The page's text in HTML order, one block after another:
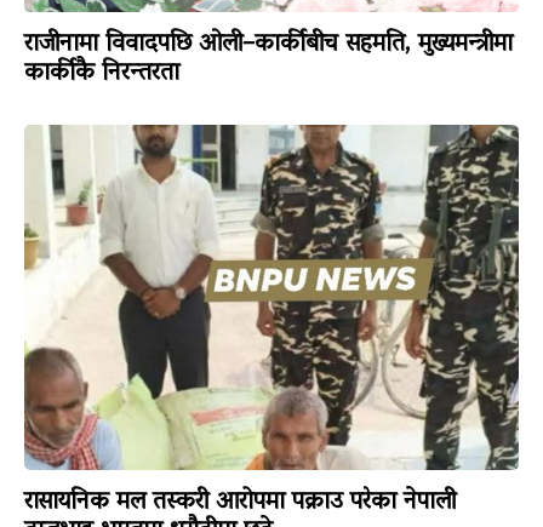
राजीनामा विवादपछि ओली–कार्कीबीच सहमति, मुख्यमन्त्रीमा
कार्कीकै निरन्तरता
रासायनिक मल तस्करी आरोपमा पक्राउ परेका नेपाली